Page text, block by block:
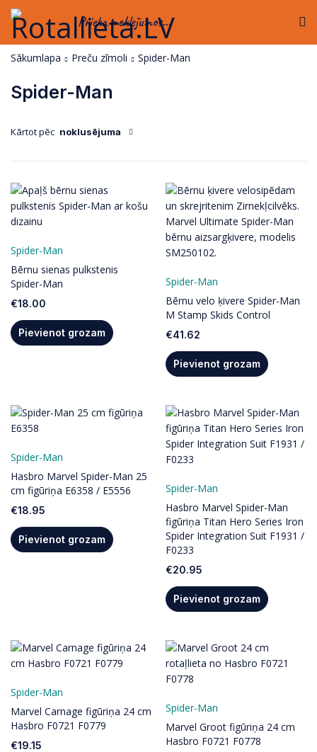
Prieka meklējumos...
Spider-Man
Sākumlapa Preču zīmoli Spider-Man
Kārtot pēc noklusējuma
Spider-Man
Bērnu sienas pulkstenis
Spider-Man
€18.00
Pievienot grozam
Spider-Man
Bērnu velo ķivere Spider-Man
M Stamp Skids Control
€41.62
Pievienot grozam
Spider-Man
Hasbro Marvel Spider-Man 25
cm figūriņa E6358 / E5556
€18.95
Pievienot grozam
Spider-Man
Hasbro Marvel Spider-Man
figūriņa Titan Hero Series Iron
Spider Integration Suit F1931 /
F0233
€20.95
Pievienot grozam
Spider-Man
Marvel Carnage figūriņa 24 cm
Hasbro F0721 F0779
€19.15
Spider-Man
Marvel Groot figūriņa 24 cm
Hasbro F0721 F0778